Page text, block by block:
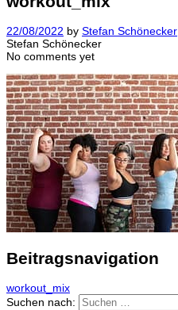
22/08/2022 by Stefan Schönecker
Stefan Schönecker
No comments yet
Beitragsnavigation
workout_mix
Suchen nach: